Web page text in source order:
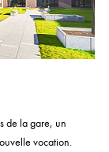
de la gare, un
vocation.